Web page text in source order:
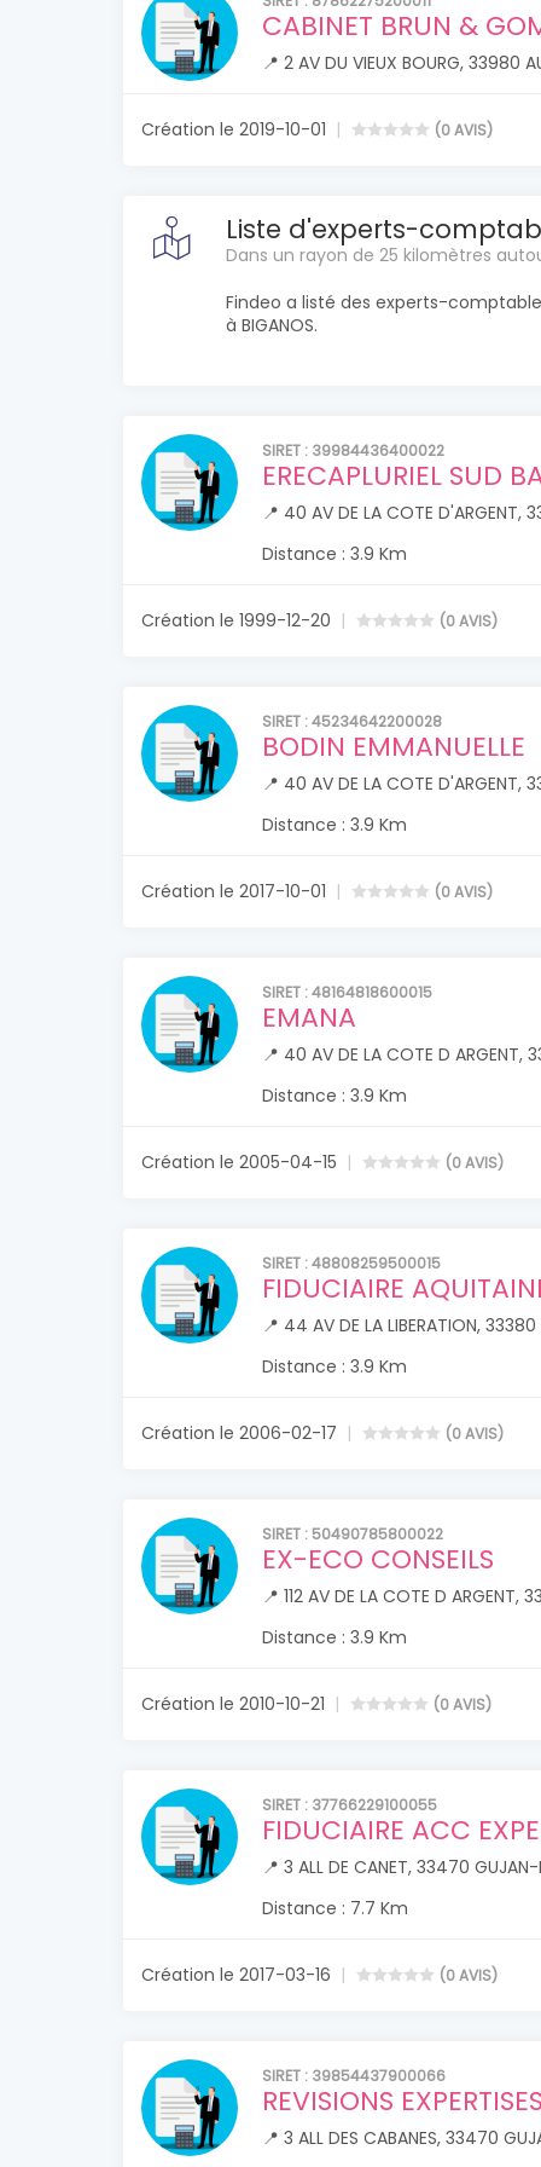
CABINET BRUN &
📍 2 AV DU VIEUX BOURG, 33980
Création le 2019-10-01 (0 AVIS)
Liste d'experts-
Dans un rayon de 25 kilomètres
Findeo a listé des experts-
à BIGANOS.
SIRET : 39984436400022
ERECAPLURIEL SUD
📍 40 AV DE LA COTE D'ARGENT,
Distance : 3.9 Km
Création le 1999-12-20 (0 AVIS)
SIRET : 45234642200028
BODIN EMMANUELLE
📍 40 AV DE LA COTE D'ARGENT,
Distance : 3.9 Km
Création le 2017-10-01 (0 AVIS)
SIRET : 48164818600015
EMANA
📍 40 AV DE LA COTE D ARGENT,
Distance : 3.9 Km
Création le 2005-04-15 (0 AVIS)
SIRET : 48808259500015
FIDUCIAIRE
📍 44 AV DE LA LIBERATION, 33380
Distance : 3.9 Km
Création le 2006-02-17 (0 AVIS)
SIRET : 50490785800022
EX-ECO CONSEILS
📍 112 AV DE LA COTE D ARGENT,
Distance : 3.9 Km
Création le 2010-10-21 (0 AVIS)
SIRET : 37766229100055
FIDUCIAIRE ACC
📍 3 ALL DE CANET, 33470 GUJAN-
Distance : 7.7 Km
Création le 2017-03-16 (0 AVIS)
SIRET : 39854437900066
REVISIONS
📍 3 ALL DES CABANES, 33470